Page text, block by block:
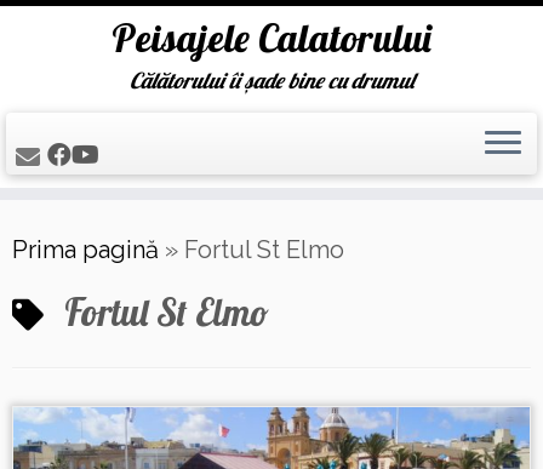
to
content
Peisajele Calatorului
Călătorului îi șade bine cu drumul
Prima pagină » Fortul St Elmo
Fortul St Elmo